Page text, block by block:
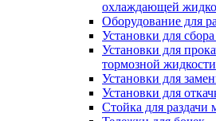
охлаждающей
Оборудование для
Установки для
Установки для
тормозной жидкости
Установки для
Установки для
Стойка для раздачи